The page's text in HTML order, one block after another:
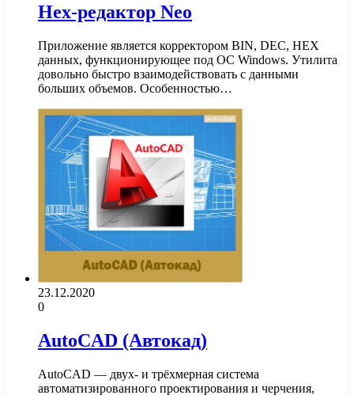
Hex-редактор Neo
Приложение является корректором BIN, DEC, HEX
данных, функционирующее под OC Windows. Утилита
довольно быстро взаимодействовать с данными
больших объемов. Особенностью…
23.12.2020
0
AutoCAD (Автокад)
AutoCAD — двух- и трёхмерная система
автоматизированного проектирования и черчения,